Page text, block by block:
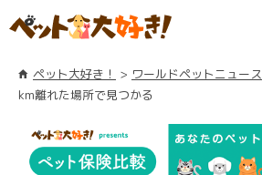
ペット大好き！ ワールドペットニュース
km離れた場所で見つかる